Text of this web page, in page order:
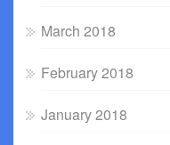
March 2018
February 2018
January 2018